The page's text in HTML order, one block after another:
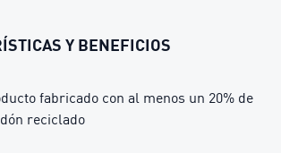
Y BENEFICIOS
fabricado con al menos un 20% de
reciclado